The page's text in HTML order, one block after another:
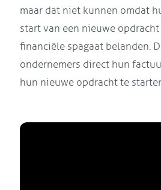
maar dat niet kunnen omdat
start van een nieuwe
financiële spagaat belanden.
ondernemers direct hun
hun nieuwe opdracht te